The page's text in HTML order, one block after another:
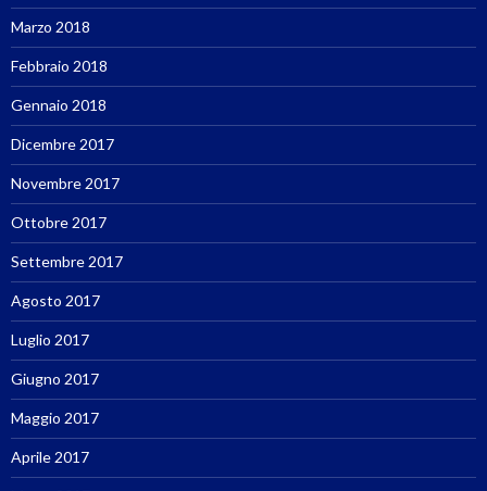
Marzo 2018
Febbraio 2018
Gennaio 2018
Dicembre 2017
Novembre 2017
Ottobre 2017
Settembre 2017
Agosto 2017
Luglio 2017
Giugno 2017
Maggio 2017
Aprile 2017